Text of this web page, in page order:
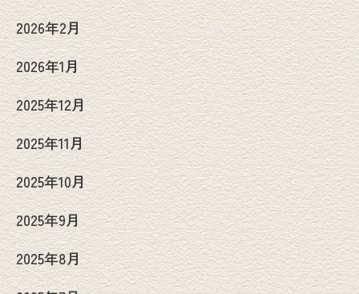
2026年2月
2026年1月
2025年12月
2025年11月
2025年10月
2025年9月
2025年8月